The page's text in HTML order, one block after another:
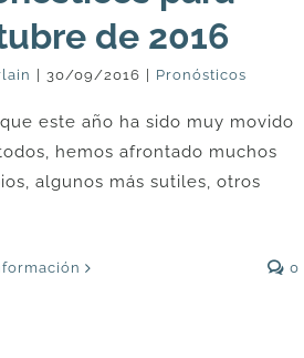
de 2016
| 30/09/2016 | Pronósticos
este año ha sido muy movido
hemos afrontado muchos
algunos más sutiles, otros
0